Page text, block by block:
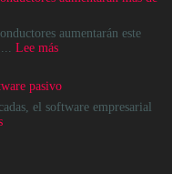
aumentarán este
Lee más:
por
semiconductores
pasivo
el software empresarial
: